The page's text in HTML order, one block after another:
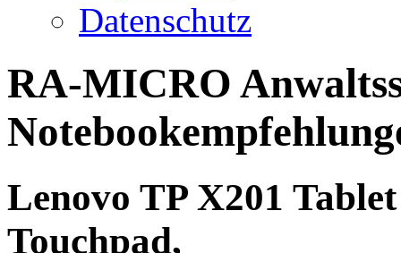
Datenschutz
RA-MICRO
Lenovo TP X201
Touchpad,